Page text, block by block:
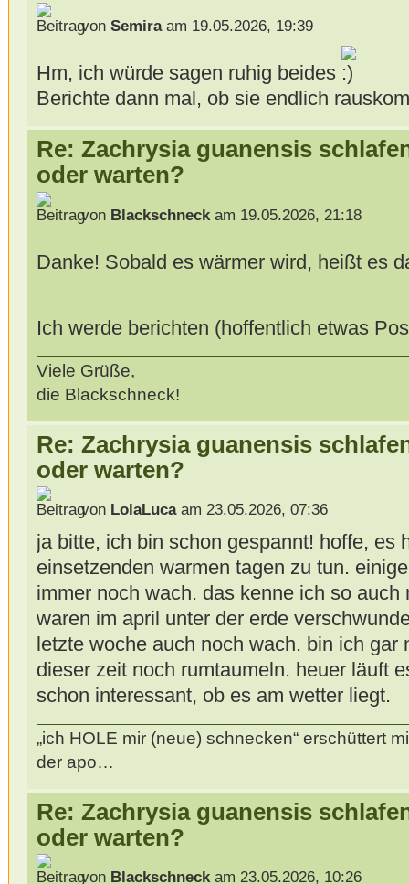
von Semiraam 19.05.2026, 19:39
Hm, ich würde sagen ruhig beides
Berichte dann mal, ob sie endlich
Re: Zachrysia guanensis
oder warten?
von Blackschneckam 19.05.2026, 21:18
Danke! Sobald es wärmer wird, heißt es
Ich werde berichten (hoffentlich etwas
Viele Grüße,
die Blackschneck!
Re: Zachrysia guanensis
oder warten?
von LolaLucaam 23.05.2026, 07:36
ja bitte, ich bin schon gespannt! hoffe, es
einsetzenden warmen tagen zu tun.
immer noch wach. das kenne ich so
waren im april unter der erde
letzte woche auch noch wach. bin ich gar
dieser zeit noch rumtaumeln. heuer läuft
schon interessant, ob es am wetter liegt.
„ich HOLE mir (neue) schnecken“ erschüttert
der apo…
Re: Zachrysia guanensis
oder warten?
von Blackschneckam 23.05.2026, 10:26